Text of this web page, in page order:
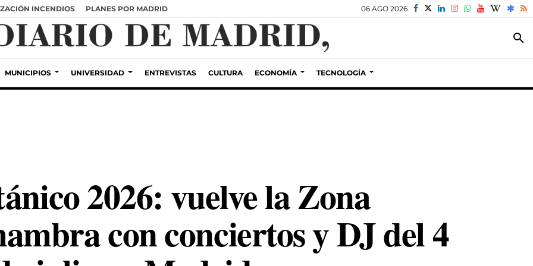
INCENDIOS PLANES POR MADRID 06 AGO 2026
search
MUNICIPIOS UNIVERSIDAD ENTREVISTAS CULTURA ECONOMÍA TECNOLOGÍA
2026: vuelve la Zona
con conciertos y DJ del 4